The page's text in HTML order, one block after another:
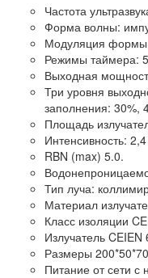
Частота
Форма волны:
Модуляция формы
Режимы таймера:
Выходная
Три уровня
заполнения: 30%,
Площадь
Интенсивность:
RBN (max) 5.0.
Тип луча:
Материал
Класс изоляции
Излучатель CEIEN
Размеры
Питание от сети